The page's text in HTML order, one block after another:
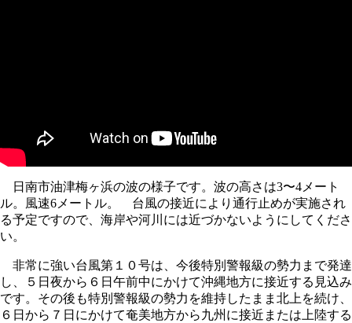
日南市油津梅ヶ浜の波の様子です。波の高さは3〜4メート
ル。風速6メートル。 台風の接近により通行止めが実施され
る予定ですので、海岸や河川には近づかないようにしてくださ
い。
非常に強い台風第１０号は、今後特別警報級の勢力まで発達
し、５日夜から６日午前中にかけて沖縄地方に接近する見込み
です。その後も特別警報級の勢力を維持したまま北上を続け、
６日から７日にかけて奄美地方から九州に接近または上陸する